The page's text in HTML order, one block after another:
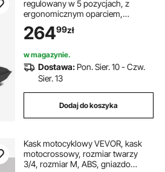
regulowany w 5 pozycjach, z
ergonomicznym oparciem,
metalowa rama, pokrowiec z pianki
i lnu, wielofunkcyjny fotel do
26499zł
w magazynie.
Dostawa: Pon. Sier. 10 - Czw.
Sier. 13
Dodaj do koszyka
Kask motocyklowy VEVOR, kask
motocrossowy, rozmiar twarzy
3/4, rozmiar M, ABS, gniazdo